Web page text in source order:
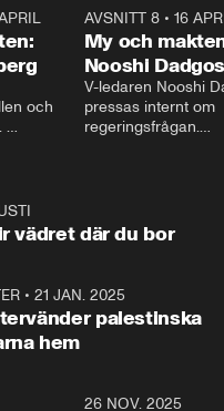
och
AVSNITT 8• 16
My och
Nooshi
V-ledaren Nooshi
pressas internt om
regeringsfrågan.
– Vi ställer upp i val.
vara med så sitter vi
vädret där du bor
•21 JAN. 2025
palestinska
hem
26 NOV. 2025